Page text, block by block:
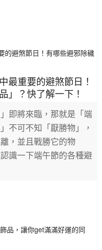
最重要的避煞節日！
」？快了解一下！
即將來臨，那就是「端
不可不知「厭勝物」，
，並且戰勝它的物
識一下端午節的各種避